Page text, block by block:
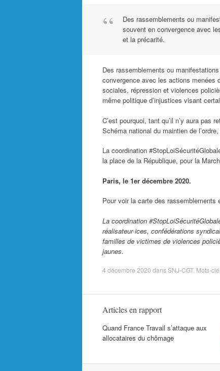
Des rassemblements ou
souvent en convergence avec
et la précarité.
Des rassemblements ou
convergence avec les actions menées
sociales, répression et violences
même politique d’injustices visant
C’est pourquoi, tant qu’il n’y aura
Schéma national du maintien de
La coordination
la place de la République, pour la
Paris, le 1er décembre 2020.
Pour voir la carte des rassemblements
La coordination
réalisateur·ices, confédérations
familles de victimes de violences
jaunes.
4 décembre 2020 dansSNJ-CGT. Mots-
Articles en rapport
Quand France Travail s’attaque aux
allocataires du chômage